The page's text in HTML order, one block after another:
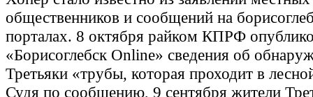
общественников и сообщений на
порталах. 8 октября райком КПРФ
«Борисоглебск Online» сведения об
Третьяки «трубы, которая проходит в
Судя по сообщению, 9 сентября жители